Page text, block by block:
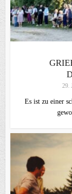
29.
Es ist zu einer